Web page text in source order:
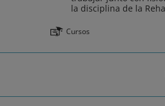
la disciplina de la
Cursos